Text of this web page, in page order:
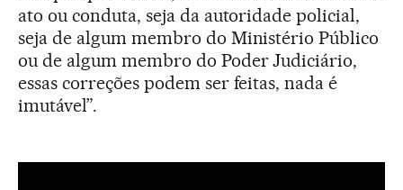
ato ou conduta, seja da autoridade policial,
seja de algum membro do Ministério Público
ou de algum membro do Poder Judiciário,
essas correções podem ser feitas, nada é
imutável”.